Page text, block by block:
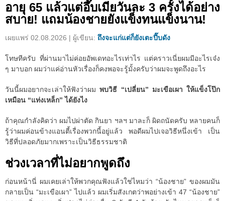
อายุ 65 แล้วแต่อึ๊บเมียวันละ 3 ครั้งได้อย่าง
สบาย! แถมน้องชายยังแข็งทนแข็งนาน!
เผยแพร่ 02.08.2026 | ผู้เขียน: ถึงจะแก่แต่ก็ยังเตะปี๊บดัง
โทษทีครับ ที่ผ่านมาไม่ค่อยอัพเดทอะไรเท่าไร แต่คราวเนี่ยผมมีอะไรเจ๋ง
ๆ มาบอก ผมว่าแค่อ่านหัวเรื่องก็คงพอจะรู้มั้งครับว่าผมจะพูดถึงอะไร
วันนี้ผมอยากจะเล่าให้ฟังว่าผมพบวิธี “เปลี่ยน” มะเขือเผา ให้แข็งโป๊ก
เหมือน “แท่งเหล็ก” ได้ยังไง
ถ้าคุณกำลังคิดว่า ผมไปผ่าตัด กินยา ฯลฯ มาละก็ ผิดถนัดครับ หลายคนก็
รู้ว่าผมค่อนข้างแอนตี้เรื่องพวกนี้อยู่แล้ว พอดีผมไปเจอวิธีหนึ่งเข้า เป็น
วิธีที่ปลอดภัยมากเพราะเป็นวิธีธรรมชาติ
ช่วงเวลาที่ไม่อยากพูดถึง
ก่อนหน้านี่ ผมเคยเล่าให้พวกคุณฟังแล้วใช่ไหมว่า “น้องชาย” ของผมมัน
กลายเป็น “มะเขือเผา” ไปแล้ว ผมเริ่มสังเกตว่าพอย่างเข้า 47 “น้องชาย”